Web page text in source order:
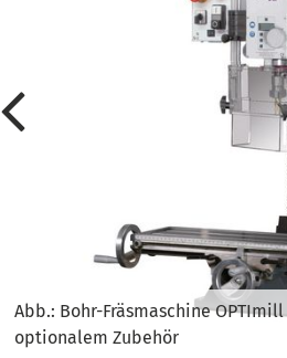
Abb.: Bohr-Fräsmaschine
optionalem Zubehör